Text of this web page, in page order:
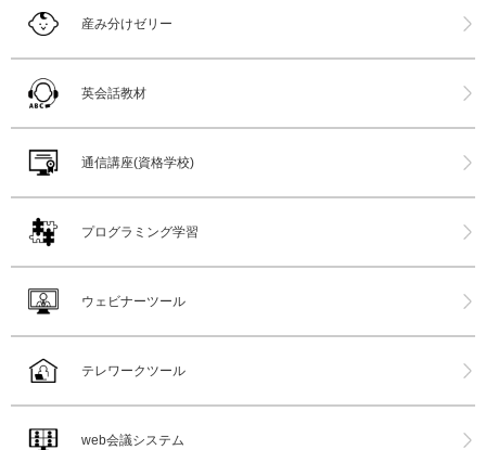
産み分けゼリー
英会話教材
通信講座(資格学校)
プログラミング学習
ウェビナーツール
テレワークツール
web会議システム